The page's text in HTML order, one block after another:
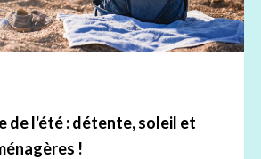
de l'été : détente, soleil et
!